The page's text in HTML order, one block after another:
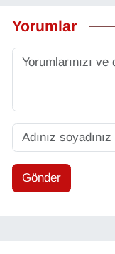
Yorumlar
Gönder